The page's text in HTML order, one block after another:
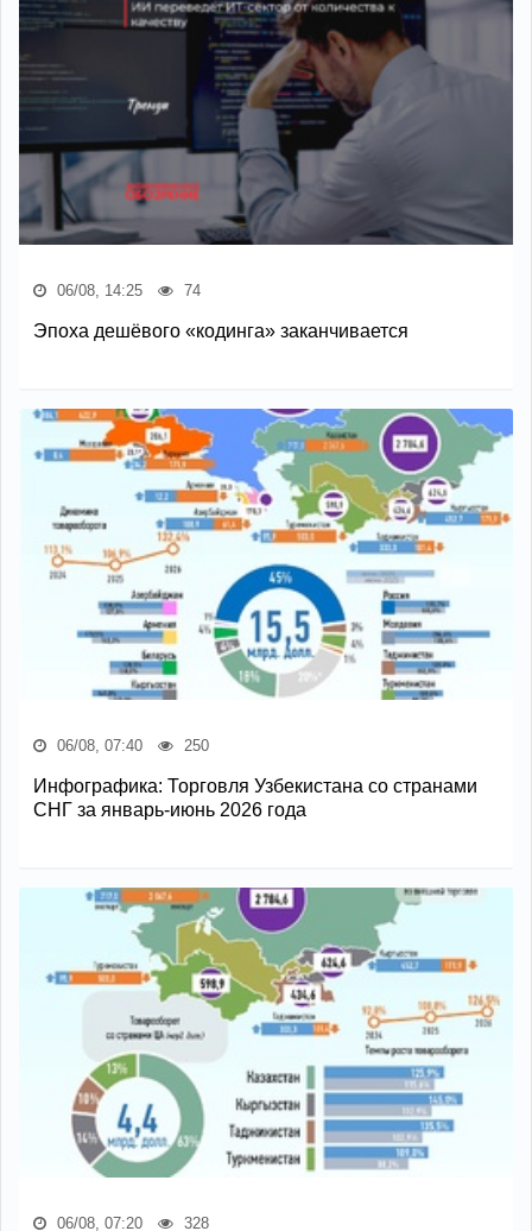
06/08, 14:25 74
Эпоха дешёвого «кодинга» заканчивается
06/08, 07:40 250
Инфографика: Торговля Узбекистана со странами
СНГ за январь-июнь 2026 года
06/08, 07:20 328